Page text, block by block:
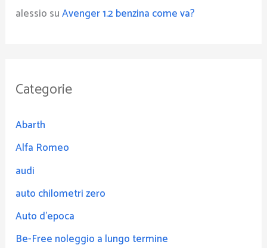
alessio suAvenger 1.2 benzina come va?
Categorie
Abarth
Alfa Romeo
audi
auto chilometri zero
Auto d'epoca
Be-Free noleggio a lungo termine